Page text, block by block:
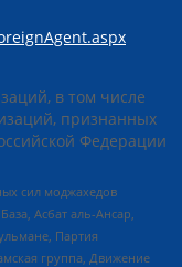
в том числе
признанных
Федерации
сил моджахедов
Асбат аль-Ансар,
Партия
группа, Движение